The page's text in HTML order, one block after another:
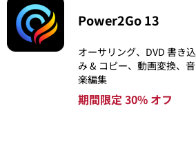
Power2Go 13
オーサリング、DVD 書き込
み & コピー、動画変換、音
楽編集
期間限定 30% オフ